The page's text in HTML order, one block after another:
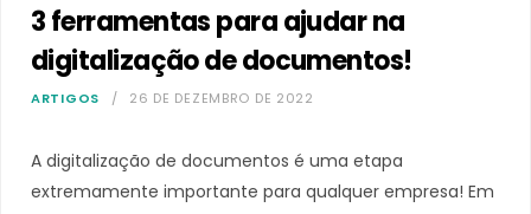
3 ferramentas para ajudar na
digitalização de documentos!
ARTIGOS 26 DE DEZEMBRO DE 2022
A digitalização de documentos é uma etapa
extremamente importante para qualquer empresa! Em